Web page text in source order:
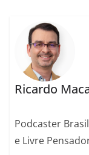
Ricardo
Podcaster
e Livre